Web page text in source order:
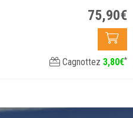
75,90€
Cagnottez 3,80€*